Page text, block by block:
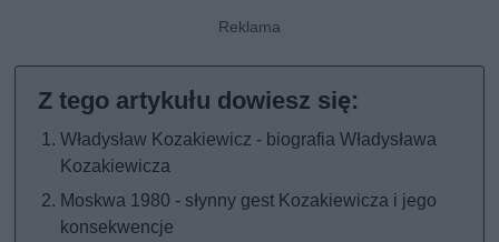
Władysław Kozakiewicz - biografia Władysława
Kozakiewicza
Moskwa 1980 - słynny gest Kozakiewicza i jego
konsekwencje